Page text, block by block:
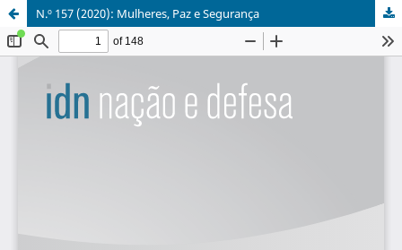
N.º 157 (2020): Mulheres, Paz e Segurança